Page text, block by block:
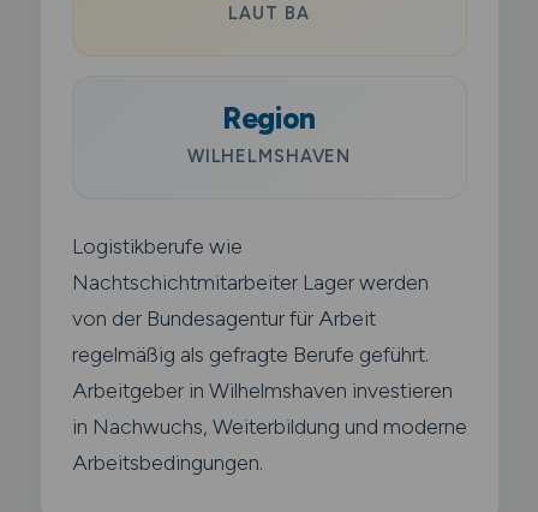
LAUT BA
Region
WILHELMSHAVEN
Logistikberufe wie
Nachtschichtmitarbeiter Lager werden
von der Bundesagentur für Arbeit
regelmäßig als gefragte Berufe geführt.
Arbeitgeber in Wilhelmshaven investieren
in Nachwuchs, Weiterbildung und moderne
Arbeitsbedingungen.